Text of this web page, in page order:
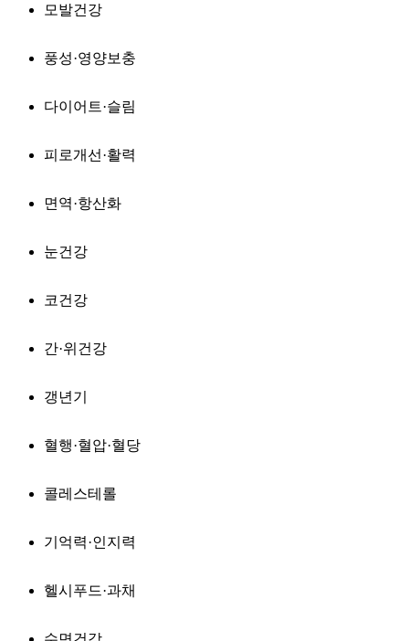
모발건강
풍성·영양보충
다이어트·슬림
피로개선·활력
면역·항산화
눈건강
코건강
간·위건강
갱년기
혈행·혈압·혈당
콜레스테롤
기억력·인지력
헬시푸드·과채